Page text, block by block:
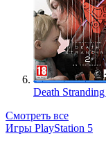
Death
Смотреть все
Игры PlayStation 5